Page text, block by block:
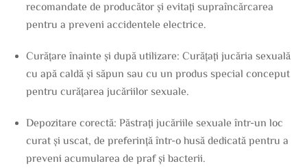
recomandate de producător și evitați supraîncărcarea
pentru a preveni accidentele electrice.
Curățare înainte și după utilizare: Curățați jucăria sexuală
cu apă caldă și săpun sau cu un produs special conceput
pentru curățarea jucăriilor sexuale.
Depozitare corectă: Păstrați jucăriile sexuale într-un loc
curat și uscat, de preferință într-o husă dedicată pentru a
preveni acumularea de praf și bacterii.